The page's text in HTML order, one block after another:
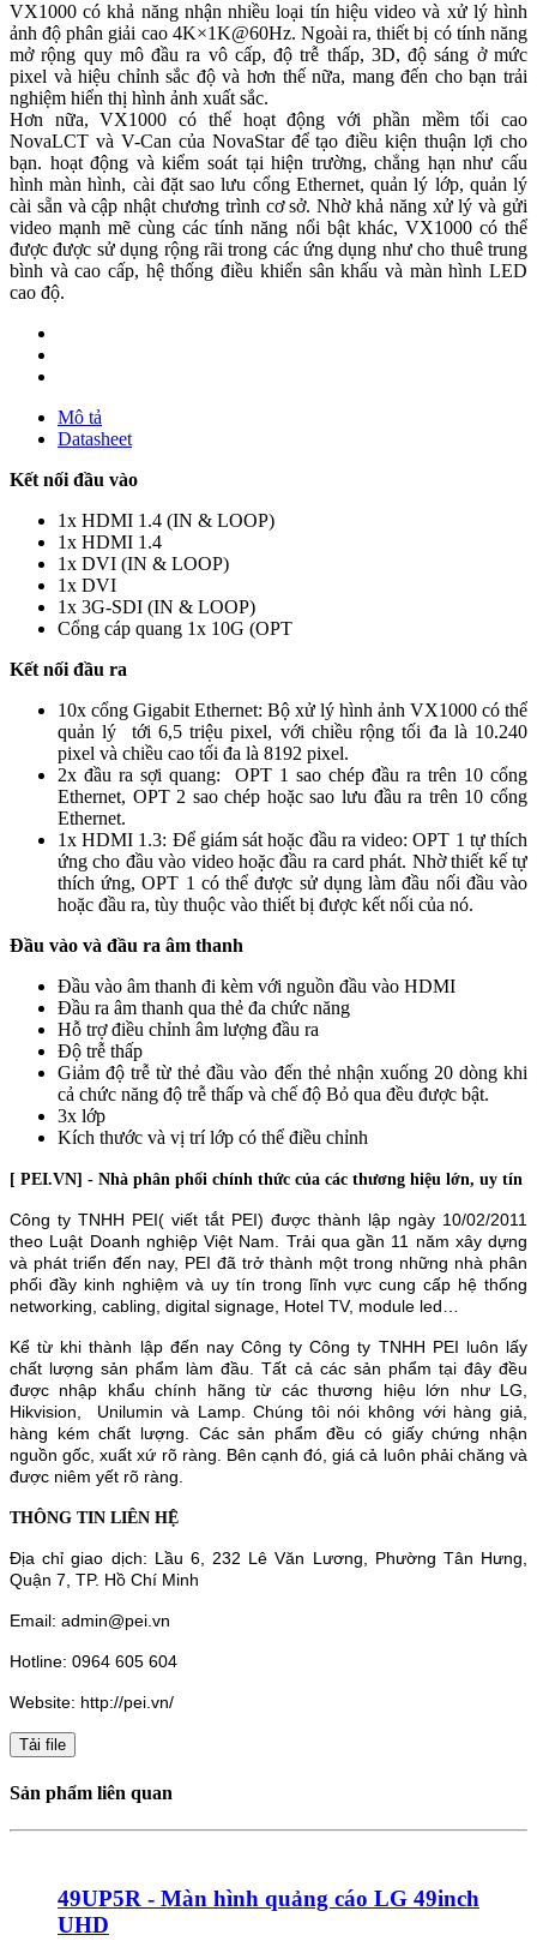
VX1000 có khả năng nhận nhiều loại tín hiệu video và xử lý hình
ảnh độ phân giải cao 4K×1K@60Hz. Ngoài ra, thiết bị có tính năng
mở rộng quy mô đầu ra vô cấp, độ trễ thấp, 3D, độ sáng ở mức
pixel và hiệu chỉnh sắc độ và hơn thế nữa, mang đến cho bạn trải
nghiệm hiển thị hình ảnh xuất sắc.
Hơn nữa, VX1000 có thể hoạt động với phần mềm tối cao
NovaLCT và V-Can của NovaStar để tạo điều kiện thuận lợi cho
bạn. hoạt động và kiểm soát tại hiện trường, chẳng hạn như cấu
hình màn hình, cài đặt sao lưu cổng Ethernet, quản lý lớp, quản lý
cài sẵn và cập nhật chương trình cơ sở. Nhờ khả năng xử lý và gửi
video mạnh mẽ cùng các tính năng nổi bật khác, VX1000 có thể
được được sử dụng rộng rãi trong các ứng dụng như cho thuê trung
bình và cao cấp, hệ thống điều khiển sân khấu và màn hình LED
cao độ.
Mô tả
Datasheet
Kết nối đầu vào
1x HDMI 1.4 (IN & LOOP)
1x HDMI 1.4
1x DVI (IN & LOOP)
1x DVI
1x 3G-SDI (IN & LOOP)
Cổng cáp quang 1x 10G (OPT
Kết nối đầu ra
10x cổng Gigabit Ethernet: Bộ xử lý hình ảnh VX1000 có thể
quản lý tới 6,5 triệu pixel, với chiều rộng tối đa là 10.240
pixel và chiều cao tối đa là 8192 pixel.
2x đầu ra sợi quang: OPT 1 sao chép đầu ra trên 10 cổng
Ethernet, OPT 2 sao chép hoặc sao lưu đầu ra trên 10 cổng
Ethernet.
1x HDMI 1.3: Để giám sát hoặc đầu ra video: OPT 1 tự thích
ứng cho đầu vào video hoặc đầu ra card phát. Nhờ thiết kế tự
thích ứng, OPT 1 có thể được sử dụng làm đầu nối đầu vào
hoặc đầu ra, tùy thuộc vào thiết bị được kết nối của nó.
Đầu vào và đầu ra âm thanh
Đầu vào âm thanh đi kèm với nguồn đầu vào HDMI
Đầu ra âm thanh qua thẻ đa chức năng
Hỗ trợ điều chỉnh âm lượng đầu ra
Độ trễ thấp
Giảm độ trễ từ thẻ đầu vào đến thẻ nhận xuống 20 dòng khi
cả chức năng độ trễ thấp và chế độ Bỏ qua đều được bật.
3x lớp
Kích thước và vị trí lớp có thể điều chỉnh
[ PEI.VN] - Nhà phân phối chính thức của các thương hiệu lớn, uy tín
Công ty TNHH PEI( viết tắt PEI) được thành lập ngày 10/02/2011
theo Luật Doanh nghiệp Việt Nam. Trải qua gần 11 năm xây dựng
và phát triển đến nay, PEI đã trở thành một trong những nhà phân
phối đầy kinh nghiệm và uy tín trong lĩnh vực cung cấp hệ thống
networking, cabling, digital signage, Hotel TV, module led…
Kể từ khi thành lập đến nay Công ty Công ty TNHH PEI luôn lấy
chất lượng sản phẩm làm đầu. Tất cả các sản phẩm tại đây đều
được nhập khẩu chính hãng từ các thương hiệu lớn như LG,
Hikvision, Unilumin và Lamp. Chúng tôi nói không với hàng giả,
hàng kém chất lượng. Các sản phẩm đều có giấy chứng nhận
nguồn gốc, xuất xứ rõ ràng. Bên cạnh đó, giá cả luôn phải chăng và
được niêm yết rõ ràng.
THÔNG TIN LIÊN HỆ
Địa chỉ giao dịch: Lầu 6, 232 Lê Văn Lương, Phường Tân Hưng,
Quận 7, TP. Hồ Chí Minh
Email: admin@pei.vn
Hotline: 0964 605 604
Website: http://pei.vn/
Tải file
Sản phẩm liên quan
49UP5R - Màn hình quảng cáo LG 49inch
UHD